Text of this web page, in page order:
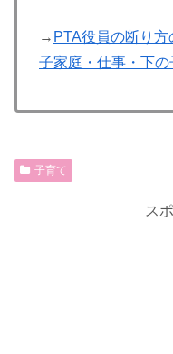
→ PTA役員の断り
子家庭・仕事・下の
子育て
ス